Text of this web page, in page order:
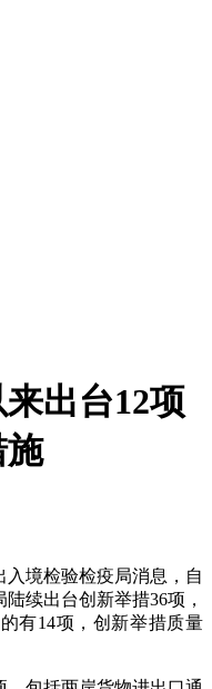
出台12项
施
境检验检疫局消息，自
续出台创新举措36项，
有14项，创新举措质量